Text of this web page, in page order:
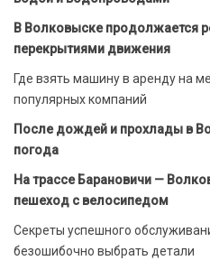
В Волковыске продолжается
перекрытиями движения
Где взять машину в аренду на
популярных компаний
После дождей и прохлады в
погода
На трассе Барановичи —
пешеход с велосипедом
Секреты успешного
безошибочно выбрать детали